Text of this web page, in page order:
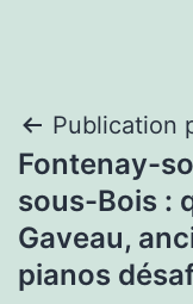
de
l’article
Publication
Fontenay-
sous-Bois :
Gaveau,
pianos